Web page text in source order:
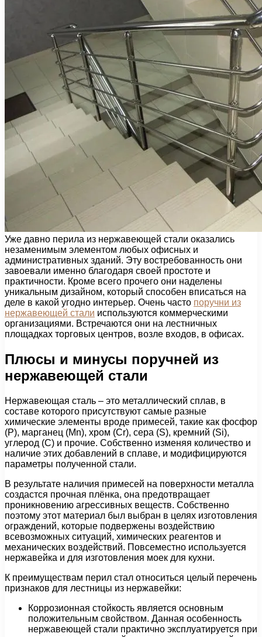
Уже давно перила из нержавеющей стали оказались
незаменимым элементом любых офисных и
административных зданий. Эту востребованность они
завоевали именно благодаря своей простоте и
практичности. Кроме всего прочего они наделены
уникальным дизайном, который способен вписаться на
деле в какой угодно интерьер. Очень часто поручни из
нержавеющей стали используются коммерческими
организациями. Встречаются они на лестничных
площадках торговых центров, возле входов, в офисах.
Плюсы и минусы поручней из
нержавеющей стали
Нержавеющая сталь – это металлический сплав, в
составе которого присутствуют самые разные
химические элементы вроде примесей, такие как фосфор
(Р), марганец (Mn), хром (Cr), сера (S), кремний (Si),
углерод (C) и прочие. Собственно изменяя количество и
наличие этих добавлений в сплаве, и модифицируются
параметры полученной стали.
В результате наличия примесей на поверхности металла
создастся прочная плёнка, она предотвращает
проникновению агрессивных веществ. Собственно
поэтому этот материал был выбран в целях изготовления
ограждений, которые подвержены воздействию
всевозможных ситуаций, химических реагентов и
механических воздействий. Повсеместно используется
нержавейка и для изготовления моек для кухни.
К преимуществам перил стал относиться целый перечень
признаков для лестницы из нержавейки:
Коррозионная стойкость является основным
положительным свойством. Данная особенность
нержавеющей стали практично эксплуатируется при